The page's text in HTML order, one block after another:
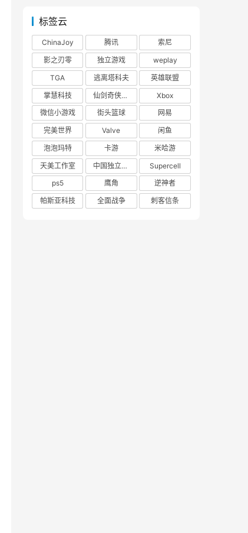
标签云
ChinaJoy 腾讯
索尼
影之刃零
独立游戏
weplay
TGA
逃离塔科夫
英雄联盟
掌慧科技
仙剑奇侠传四
Xbox
微信小游戏
街头篮球
网易
完美世界
Valve
闲鱼
泡泡玛特
卡游
米哈游
天美工作室
中国独立游戏联盟
Supercell
ps5
鹰角
逆神者
帕斯亚科技
全面战争 刺客信条